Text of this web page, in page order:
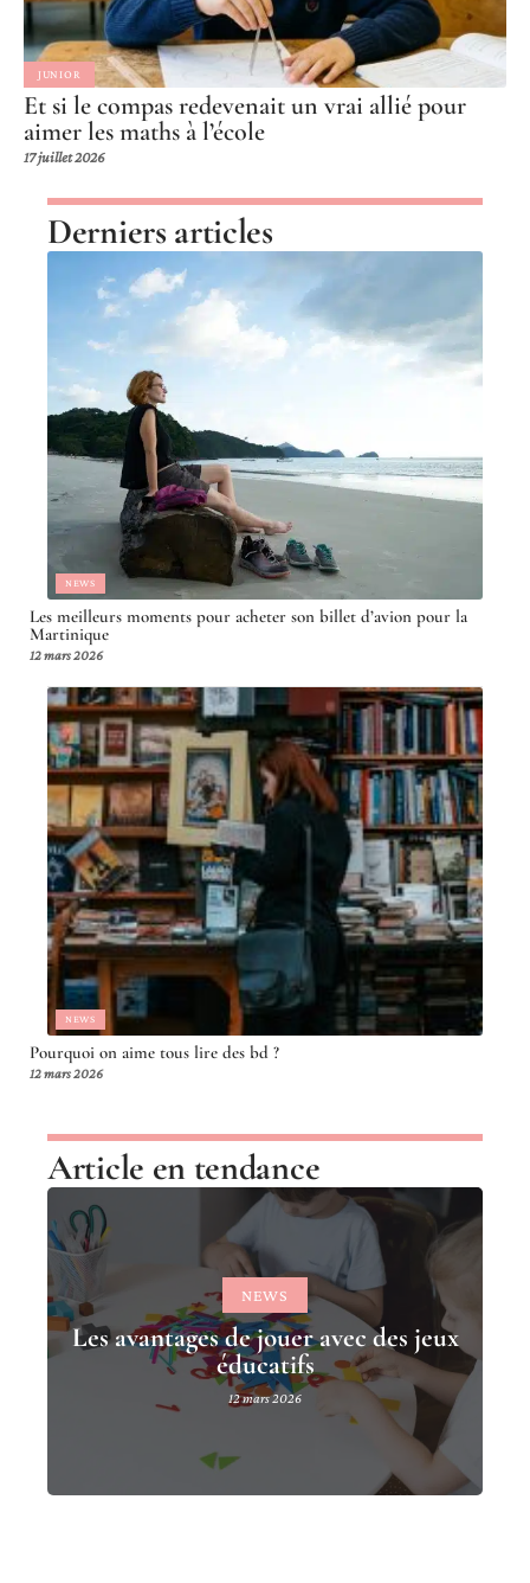
JUNIOR
Et si le compas redevenait un vrai allié pour
aimer les maths à l’école
17 juillet 2026
Derniers articles
NEWS
Les meilleurs moments pour acheter son billet d’avion pour la
Martinique
12 mars 2026
NEWS
Pourquoi on aime tous lire des bd ?
12 mars 2026
Article en tendance
NEWS
Les avantages de jouer avec des jeux
éducatifs
12 mars 2026